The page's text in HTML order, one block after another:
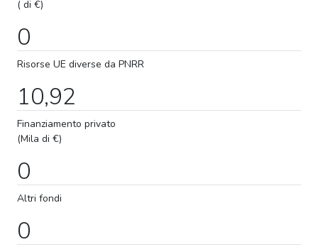
( di €)
0
Risorse UE diverse da PNRR
10,92
Finanziamento privato
(Mila di €)
0
Altri fondi
0